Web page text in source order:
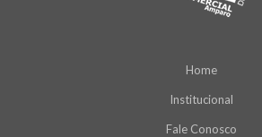
Home
Institucional
Fale Conosco